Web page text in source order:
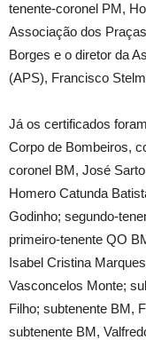
tenente-coronel PM,
Associação dos
Borges e o diretor da
(APS), Francisco
Já os certificados
Corpo de Bombeiros,
coronel BM, José
Homero Catunda
Godinho; segundo-
primeiro-tenente QO
Isabel Cristina
Vasconcelos Monte;
Filho; subtenente BM,
subtenente BM,